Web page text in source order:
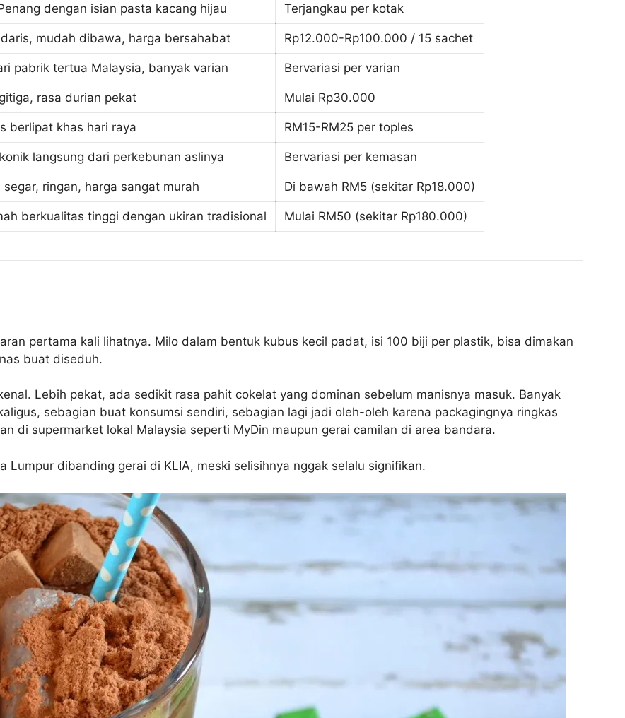
dengan isian pasta kacang hijau Terjangkau per kotak
mudah dibawa, harga bersahabat Rp12.000-Rp100.000 / 15 sachet
pabrik tertua Malaysia, banyak varian Bervariasi per varian
rasa durian pekat Mulai Rp30.000
berlipat khas hari raya RM15-RM25 per toples
langsung dari perkebunan aslinya Bervariasi per kemasan
segar, ringan, harga sangat murah Di bawah RM5 (sekitar Rp18.000)
berkualitas tinggi dengan ukiran tradisional Mulai RM50 (sekitar Rp180.000)
pertama kali lihatnya. Milo dalam bentuk kubus kecil padat, isi 100 biji per plastik, bisa dimakan
buat diseduh.
Lebih pekat, ada sedikit rasa pahit cokelat yang dominan sebelum manisnya masuk. Banyak
sebagian buat konsumsi sendiri, sebagian lagi jadi oleh-oleh karena packagingnya ringkas
di supermarket lokal Malaysia seperti MyDin maupun gerai camilan di area bandara.
Lumpur dibanding gerai di KLIA, meski selisihnya nggak selalu signifikan.